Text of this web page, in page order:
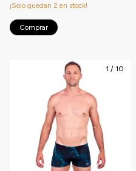
¡Solo quedan 2 en stock!
Comprar
1 / 10